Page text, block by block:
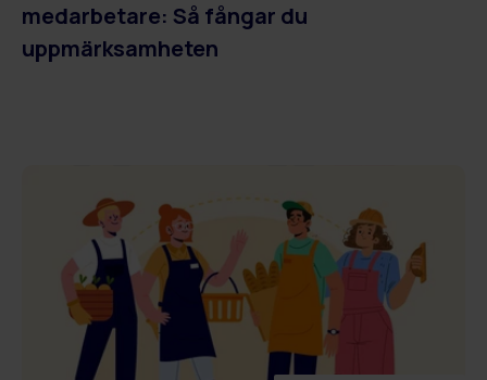
medarbetare: Så fångar du
uppmärksamheten